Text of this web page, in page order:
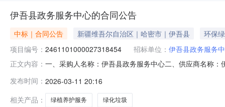
伊吾县政务服务中心的合同公告
中标｜合同公告 新疆维吾尔自治区｜哈密市｜伊吾县
环保
项目编号： 2461101000027318454 招标单位： 伊吾县政务服务
正文内容： 一、采购人名称：伊吾县政务服务中心二、供应商名称
或标的基本概况：七、其它事项：详见附件中的合同文
尔里
发布时间： 2026-03-11 20:16
相关产品：
绿植养护服务 绿化垃圾